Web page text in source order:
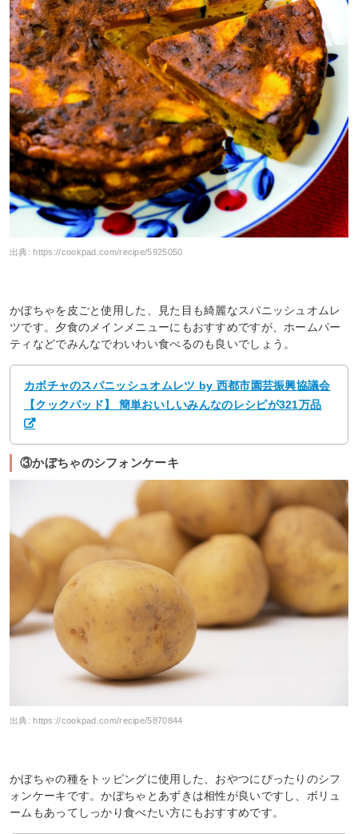
出典:https://cookpad.com/recipe/5925050
かぼちゃを皮ごと使用した、見た目も綺麗なスパニッシュオムレ
ツです。夕食のメインメニューにもおすすめですが、ホームパー
ティなどでみんなでわいわい食べるのも良いでしょう。
カボチャのスパニッシュオムレツ by 西都市園芸振興協議会
【クックパッド】 簡単おいしいみんなのレシピが321万品
③かぼちゃのシフォンケーキ
出典: https://cookpad.com/recipe/5870844
かぼちゃの種をトッピングに使用した、おやつにぴったりのシフ
ォンケーキです。かぼちゃとあずきは相性が良いですし、ボリュ
ームもあってしっかり食べたい方にもおすすめです。